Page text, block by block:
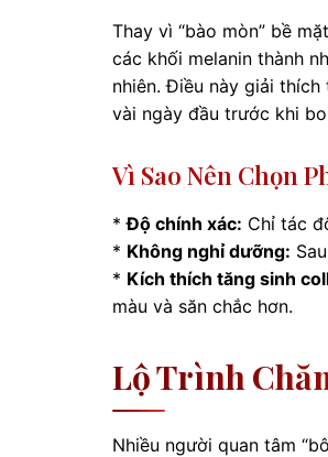
Thay vì “bào mòn” bề
các khối melanin thành
nhiên. Điều này giải
vài ngày đầu trước khi
Vì Sao Nên Chọn
*Độ chính xác: Chỉ tác
* Không nghỉ dưỡng:
* Kích thích tăng sinh
màu và săn chắc hơn.
Lộ Trình
Nhiều người quan tâm